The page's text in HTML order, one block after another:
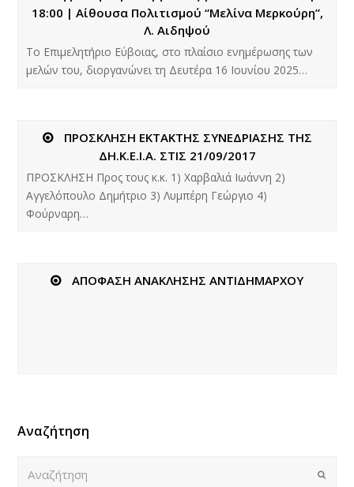
18:00 | Αίθουσα Πολιτισμού “Μελίνα Μερκούρη”,
Λ. Αιδηψού
Το Επιμελητήριο Εύβοιας, στο πλαίσιο ενημέρωσης των
μελών του, διοργανώνει τη Δευτέρα 16 Ιουνίου 2025…
ΠΡΟΣΚΛΗΣΗ ΕΚΤΑΚΤΗΣ ΣΥΝΕΔΡΙΑΣΗΣ ΤΗΣ
ΔΗ.Κ.Ε.Ι.Α. ΣΤΙΣ 21/09/2017
ΠΡΟΣΚΛΗΣΗ Προς τους κ.κ. 1) Χαρβαλιά Ιωάννη 2)
Αγγελόπουλο Δημήτριο 3) Λυμπέρη Γεώργιο 4)
Φούρναρη…
ΑΠΟΦΑΣΗ ΑΝΑΚΛΗΣΗΣ ΑΝΤΙΔΗΜΑΡΧΟΥ
Αναζήτηση
Submit